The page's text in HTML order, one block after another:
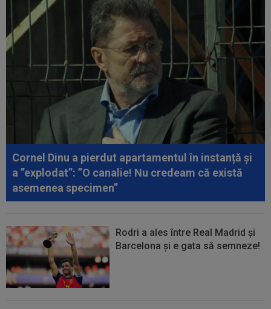
00:22 Dan Petrescu s-a decis
Jovo Lukic e în fața transferului carierei
EXCLUSIV
Ilie Dumitrescu l-a pus ”la zid” pe
Becali, după decizia de la FCSB: ”Te-ai...
Micael Leandro a murit, după ce a fost
împușcat în timpul meciului
00:04
Surpriza serii în Europa: rezultat ”strălucitor”
pentru oaspeți în turul trei...
Cornel Dinu a pierdut apartamentul în instanță și
a ”explodat”: ”O canalie! Nu credeam că există
asemenea specimen”
Rodri a ales între Real Madrid și
Barcelona și e gata să semneze!